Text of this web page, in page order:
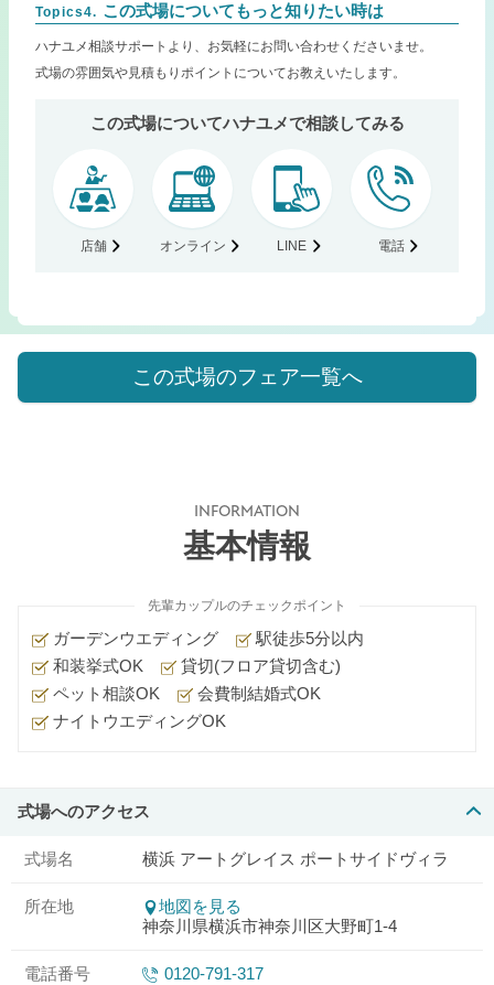
Topics4. この式場についてもっと知りたい時は
ハナユメ相談サポートより、お気軽にお問い合わせくださいませ。
式場の雰囲気や見積もりポイントについてお教えいたします。
この式場についてハナユメで相談してみる
店舗 オンライン LINE 電話
この式場のフェア一覧へ
INFORMATION
基本情報
先輩カップルのチェックポイント
ガーデンウエディング
駅徒歩5分以内
和装挙式OK
貸切(フロア貸切含む)
ペット相談OK
会費制結婚式OK
ナイトウエディングOK
式場へのアクセス
式場名 横浜 アートグレイス ポートサイドヴィラ
所在地
地図を見る
神奈川県横浜市神奈川区大野町1-4
電話番号
0120-791-317